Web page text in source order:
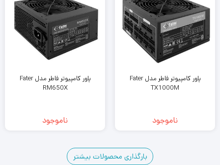
پاور کامپیوتر فاطر مدل Fater
TX1000M
ناموجود
پاور کامپیوتر فاطر مدل Fater
RM650X
ناموجود
2
3
4
5
بارگذاری محصولات بیشتر